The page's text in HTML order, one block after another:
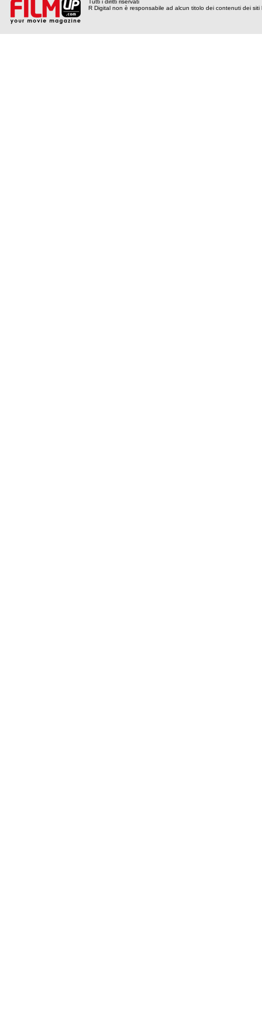
Tutti i diritti riservati
R Digital non è responsabile ad alcun titolo dei contenuti dei siti